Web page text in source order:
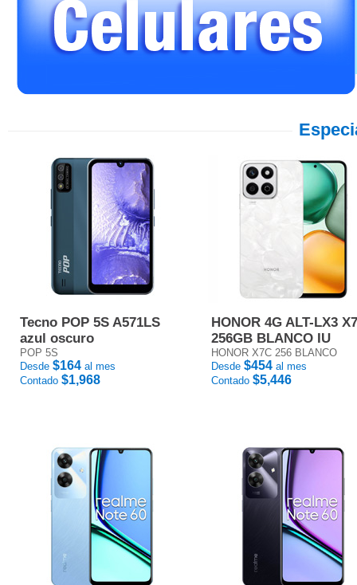
Tecno POP 5S A571LS
azul oscuro
POP 5S
Desde $164 al mes
Contado $1,968
HONOR 4G ALT-LX3
256GB BLANCO IU
HONOR X7C 256 BLANCO
Desde $454 al mes
Contado $5,446